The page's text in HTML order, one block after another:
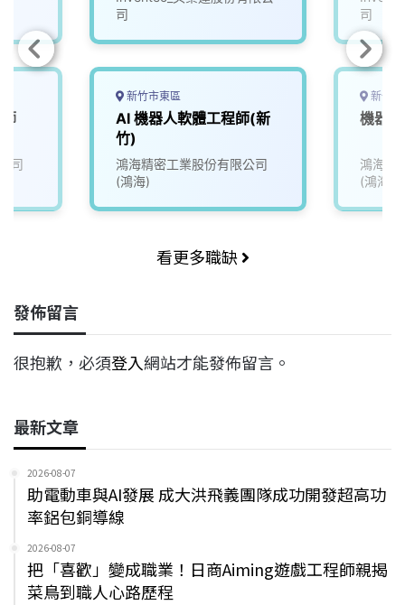
司
司
新竹市東區
AI 機器人軟體工程師(新
竹)
鴻海精密工業股份有限公司
(鴻海)
司
新竹
機器
鴻海精
(鴻海)
看更多職缺
發佈留言
很抱歉，必須登入網站才能發佈留言。
最新文章
2026-08-07
助電動車與AI發展 成大洪飛義團隊成功開發超高功
率鋁包銅導線
2026-08-07
把「喜歡」變成職業！日商Aiming遊戲工程師親揭
菜鳥到職人心路歷程